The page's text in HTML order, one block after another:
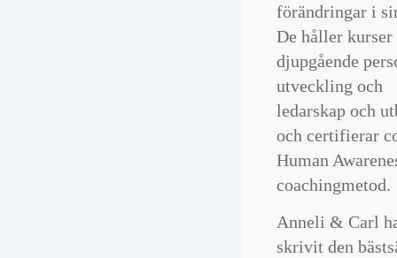
förändringar i
De håller
djup­gående
utveckling och
ledarskap och
och certifierar
Human
coachingmetod.
Anneli & Carl
skrivit den